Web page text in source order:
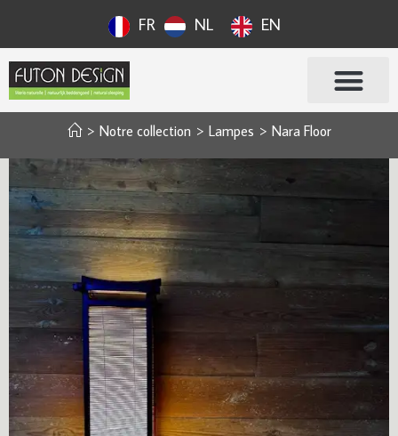
FR NL EN
> Notre collection > Lampes > Nara Floor